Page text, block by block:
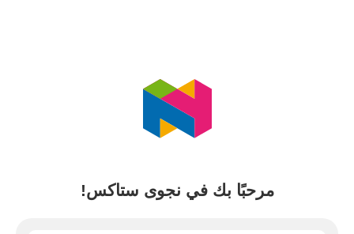
مرحبًا بك في نجوى ستاكس!